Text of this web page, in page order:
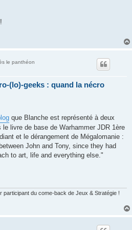
le panthéon
(lo)-geeks : quand la nécro
que Blanche est représenté à deux
livre de base de Warhammer JDR 1ère
et le dérangement de Mégalomanie :
John and Tony, since they had
to art, life and everything else."
participant du come-back de Jeux & Stratégie !